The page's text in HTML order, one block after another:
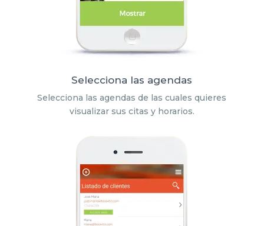
Selecciona las agendas
Selecciona las agendas de las cuales quieres
visualizar sus citas y horarios.